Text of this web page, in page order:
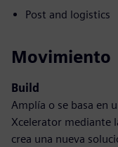
Post and logistics
Movimiento
Build
Amplía o se basa en
Xcelerator mediante
crea una nueva